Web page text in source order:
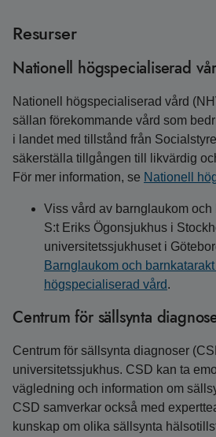
Resurser
Nationell högspecialiserad
Nationell högspecialiserad vård
sällan förekommande vård som
i landet med tillstånd från
säkerställa tillgången till likvärdig
För mer information, se Nationell
Viss vård av barnglaukom och
S:t Eriks Ögonsjukhus i
universitetssjukhuset i
Barnglaukom och barnkatarakt
högspecialiserad vård.
Centrum för sällsynta
Centrum för sällsynta diagnoser
universitetssjukhus. CSD kan ta
vägledning och information om
CSD samverkar också med
kunskap om olika sällsynta